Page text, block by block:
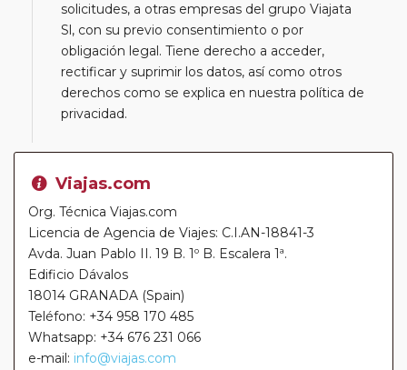
solicitudes, a otras empresas del grupo Viajata
Sl, con su previo consentimiento o por
obligación legal. Tiene derecho a acceder,
rectificar y suprimir los datos, así como otros
derechos como se explica en nuestra política de
privacidad.
Viajas.com
Org. Técnica Viajas.com
Licencia de Agencia de Viajes: C.I.AN-18841-3
Avda. Juan Pablo II. 19 B. 1º B. Escalera 1ª.
Edificio Dávalos
18014 GRANADA (Spain)
Teléfono: +34 958 170 485
Whatsapp: +34 676 231 066
e-mail: info@viajas.com